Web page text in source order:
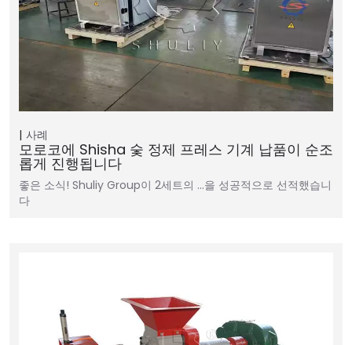
사례
모로코에 Shisha 숯 정제 프레스 기계 납품이 순조
롭게 진행됩니다
좋은 소식! Shuliy Group이 2세트의 …을 성공적으로 선적했습니
다